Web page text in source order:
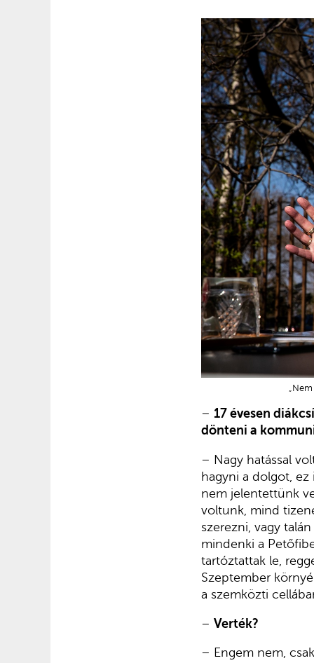
– 17 évesen
dönteni a
– Nagy hatással
hagyni a dolgot,
nem jelentettünk
voltunk, mind
szerezni, vagy
mindenki a
tartóztattak le,
Szeptember
a szemközti
– Verték?
– Engem nem,